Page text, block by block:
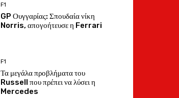
F1
GP Ουγγαρίας: Σπουδαία νίκη
Norris, απογοήτευσε η Ferrari
F1
Τα μεγάλα προβλήματα του
Russell που πρέπει να λύσει η
Mercedes